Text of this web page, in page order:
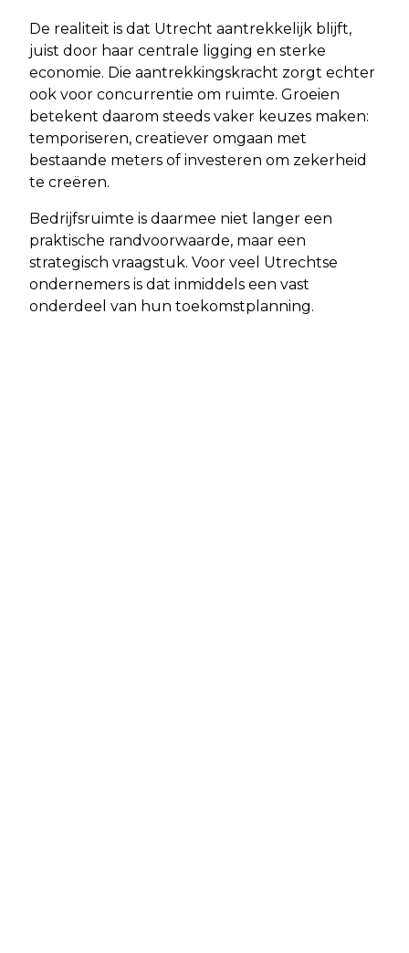
De realiteit is dat Utrecht aantrekkelijk blijft,
juist door haar centrale ligging en sterke
economie. Die aantrekkingskracht zorgt echter
ook voor concurrentie om ruimte. Groeien
betekent daarom steeds vaker keuzes maken:
temporiseren, creatiever omgaan met
bestaande meters of investeren om zekerheid
te creëren.
Bedrijfsruimte is daarmee niet langer een
praktische randvoorwaarde, maar een
strategisch vraagstuk. Voor veel Utrechtse
ondernemers is dat inmiddels een vast
onderdeel van hun toekomstplanning.